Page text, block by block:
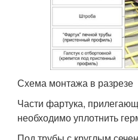
Схема монтажа в разрезе
Части фартука,
необходимо уплотнить